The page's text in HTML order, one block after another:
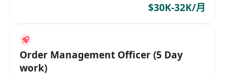
$30K-32K/月
Order Management Officer (5 Day
work)